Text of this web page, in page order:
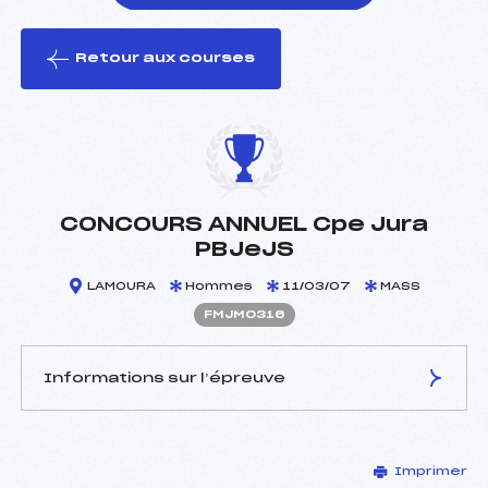
le ski
Retour aux courses
CONCOURS ANNUEL Cpe Jura
PBJeJS
LAMOURA Hommes 11/03/07 MASS
FMJM0316
Informations sur l’épreuve
HENRIET JEAN PIERRE
Imprimer